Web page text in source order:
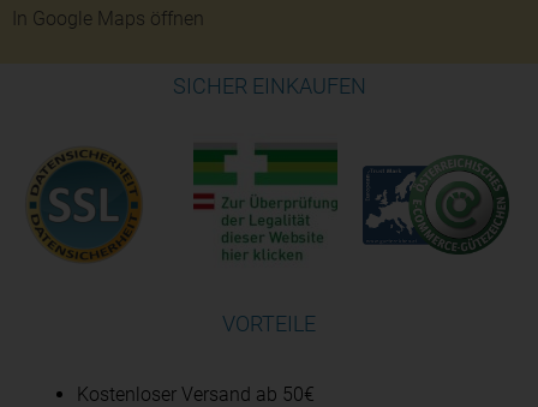
In Google Maps öffnen
SICHER EINKAUFEN
VORTEILE
Kostenloser Versand ab 50€